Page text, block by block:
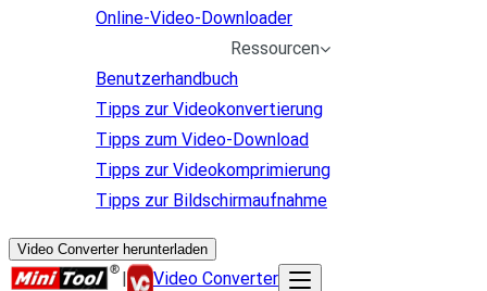
Online-Video-Downloader
Ressourcen
Benutzerhandbuch
Tipps zur Videokonvertierung
Tipps zum Video-Download
Tipps zur Videokomprimierung
Tipps zur Bildschirmaufnahme
Video Converter herunterladen
| Video Converter